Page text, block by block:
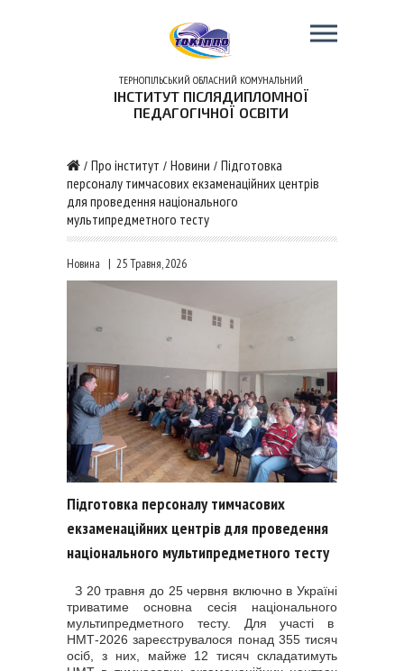
ТЕРНОПІЛЬСЬКИЙ ОБЛАСНИЙ КОМУНАЛЬНИЙ
ІНСТИТУТ ПІСЛЯДИПЛОМНОЇ
ПЕДАГОГІЧНОЇ ОСВІТИ
/ Про інститут / Новини / Підготовка
персоналу тимчасових екзаменаційних центрів
для проведення національного
мультипредметного тесту
Новина | 25 Травня, 2026
Підготовка персоналу тимчасових
екзаменаційних центрів для проведення
національного мультипредметного тесту
З 20 травня до 25 червня включно в Україні
триватиме основна сесія національного
мультипредметного тесту. Для участі в
НМТ-2026 зареєструвалося понад 355 тисяч
осіб, з них, майже 12 тисяч складатимуть